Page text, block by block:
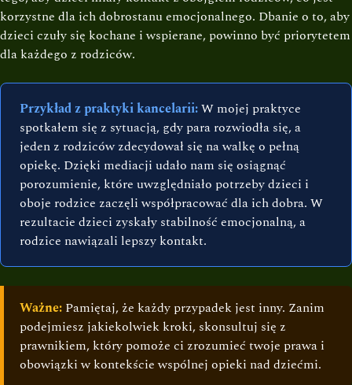
korzystne dla ich dobrostanu emocjonalnego. Dbanie o to, aby
dzieci czuły się kochane i wspierane, powinno być priorytetem
dla każdego z rodziców.
Przykład z praktyki kancelarii:W mojej praktyce
spotkałem się z sytuacją, gdy para rozwiodła się, a
jeden z rodziców zdecydował się na walkę o pełną
opiekę. Dzięki mediacji udało nam się osiągnąć
porozumienie, które uwzględniało potrzeby dzieci i
oboje rodzice zaczęli współpracować dla ich dobra. W
rezultacie dzieci zyskały stabilność emocjonalną, a
rodzice nawiązali lepszy kontakt.
Ważne: Pamiętaj, że każdy przypadek jest inny. Zanim
podejmiesz jakiekolwiek kroki, skonsultuj się z
prawnikiem, który pomoże ci zrozumieć twoje prawa i
obowiązki w kontekście wspólnej opieki nad dziećmi.